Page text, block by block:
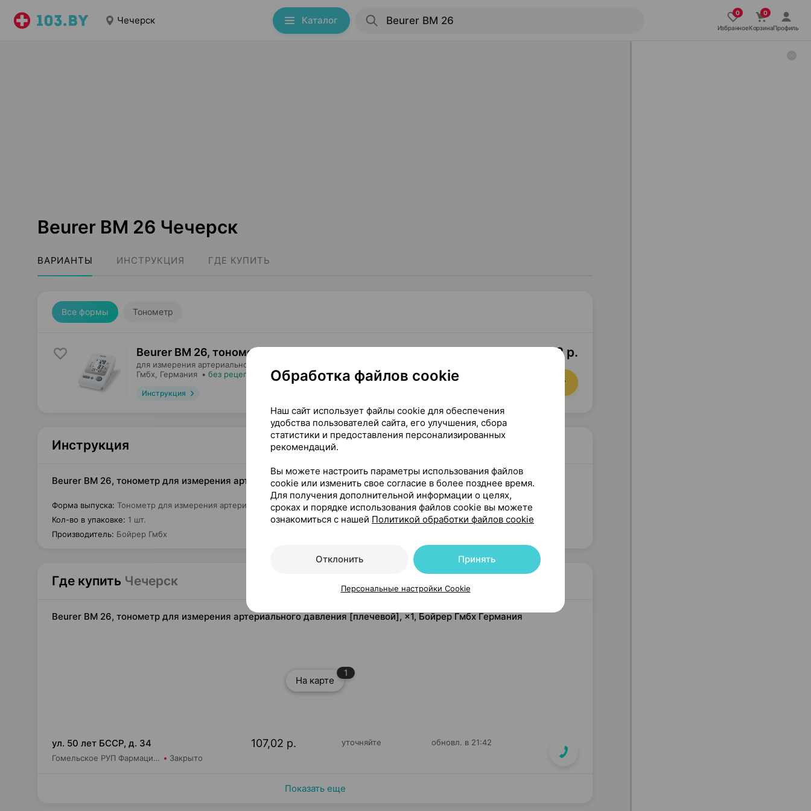
Чечерск Каталог
ИзбранноеКорзинаПрофиль
Beurer BM 26 Чечерск
ВАРИАНТЫ ИНСТРУКЦИЯ ГДЕ КУПИТЬ
Все формы Тонометр
Beurer BM 26, тонометр
для измерения артериального давления [плечевой],
Гмбх , Германия • без рецепта
Инструкция
107,02 р.
Где купить В корзину
Инструкция
Beurer BM 26, тонометр для измерения артериального давления [плечевой], ×1, Бойрер Гмбх Германия
Форма выпуска: Тонометр для измерения артериального давления [плечевой]
Кол-во в упаковке: 1 шт.
Производитель: Бойрер Гмбх
Где купить Чечерск
Beurer BM 26, тонометр для измерения артериального давления [плечевой], ×1, Бойрер Гмбх Германия
На карте
1
ул. 50 лет БССР, д. 34
Гомельское РУП Фармация Аптека №55 Закрыто
107,02 р. уточняйте обновл. в 21:42
Показать еще
Обработка файлов cookie
Наш сайт использует файлы cookie для обеспечения
удобства пользователей сайта, его улучшения, сбора
статистики и предоставления персонализированных
рекомендаций.
Вы можете настроить параметры использования файлов
cookie или изменить свое согласие в более позднее время.
Для получения дополнительной информации о целях,
сроках и порядке использования файлов cookie вы можете
ознакомиться с нашей Политикой обработки файлов cookie
Отклонить Принять
Персональные настройки Cookie